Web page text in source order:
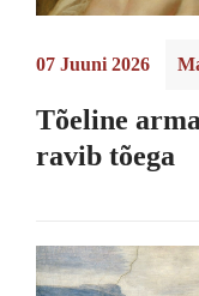
07 Juuni 2026
Tõeline
ravib tõega